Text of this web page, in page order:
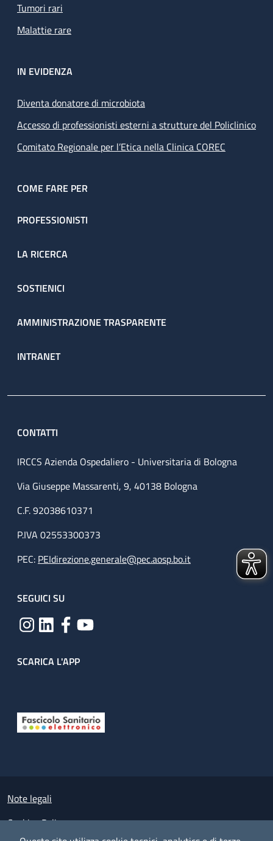
Tumori rari
Malattie rare
IN EVIDENZA
Diventa donatore di microbiota
Accesso di professionisti esterni a strutture del Policlinico
Comitato Regionale per l’Etica nella Clinica COREC
COME FARE PER
PROFESSIONISTI
LA RICERCA
SOSTIENICI
AMMINISTRAZIONE TRASPARENTE
INTRANET
CONTATTI
IRCCS Azienda Ospedaliero - Universitaria di Bologna
Via Giuseppe Massarenti, 9, 40138 Bologna
C.F. 92038610371
P.IVA 02553300373
PEC: PEIdirezione.generale@pec.aosp.bo.it
SEGUICI SU
SCARICA L'APP
Small prints
Note legali
Cookies Policy